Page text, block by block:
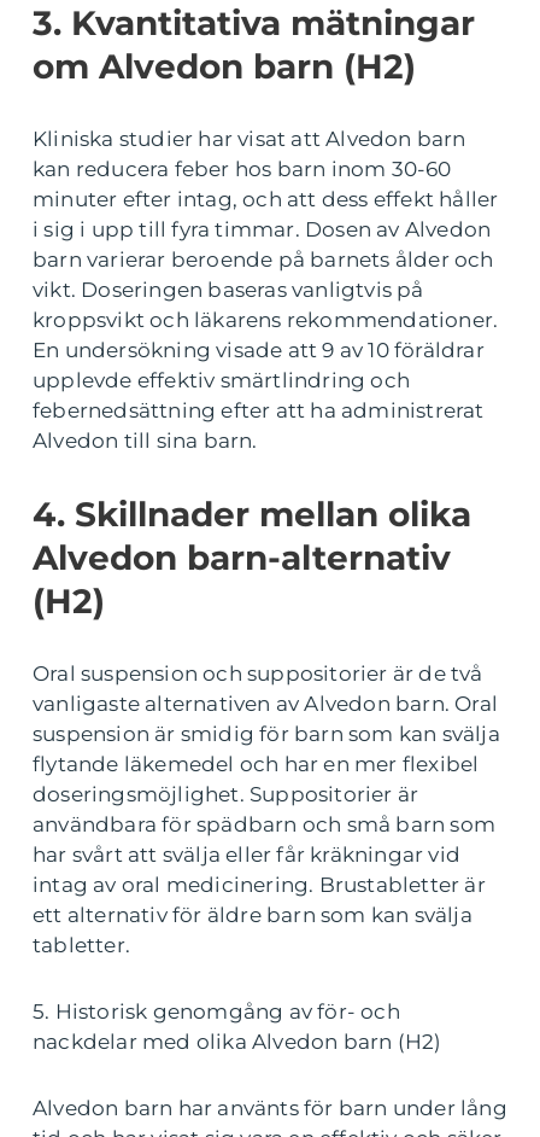
3. Kvantitativa mätningar
om Alvedon barn (H2)
Kliniska studier har visat att Alvedon barn
kan reducera feber hos barn inom 30-60
minuter efter intag, och att dess effekt håller
i sig i upp till fyra timmar. Dosen av Alvedon
barn varierar beroende på barnets ålder och
vikt. Doseringen baseras vanligtvis på
kroppsvikt och läkarens rekommendationer.
En undersökning visade att 9 av 10 föräldrar
upplevde effektiv smärtlindring och
febernedsättning efter att ha administrerat
Alvedon till sina barn.
4. Skillnader mellan olika
Alvedon barn-alternativ
(H2)
Oral suspension och suppositorier är de två
vanligaste alternativen av Alvedon barn. Oral
suspension är smidig för barn som kan svälja
flytande läkemedel och har en mer flexibel
doseringsmöjlighet. Suppositorier är
användbara för spädbarn och små barn som
har svårt att svälja eller får kräkningar vid
intag av oral medicinering. Brustabletter är
ett alternativ för äldre barn som kan svälja
tabletter.
5. Historisk genomgång av för- och
nackdelar med olika Alvedon barn (H2)
Alvedon barn har använts för barn under lång